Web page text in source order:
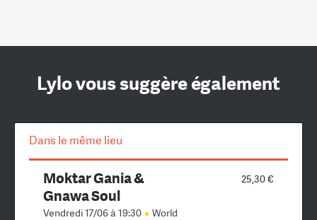
Lylo vous suggère également
Dans le même lieu
25,30 €
Moktar Gania &
Gnawa Soul
Vendredi 17/06 à 19:30 World